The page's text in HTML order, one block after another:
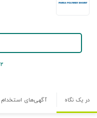
۲ نفر
در یک نگاه آگهی‌های استخدام